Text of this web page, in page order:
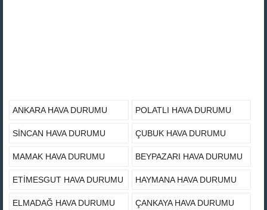
ANKARA HAVA DURUMU POLATLI HAVA DURUMU
SINCAN HAVA DURUMU ÇUBUK HAVA DURUMU
MAMAK HAVA DURUMU BEYPAZARI HAVA DURUMU
ETIMESGUT HAVA DURUMU HAYMANA HAVA DURUMU
ELMADAĞ HAVA DURUMU ÇANKAYA HAVA DURUMU